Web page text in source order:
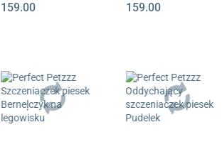
159.00 159.00